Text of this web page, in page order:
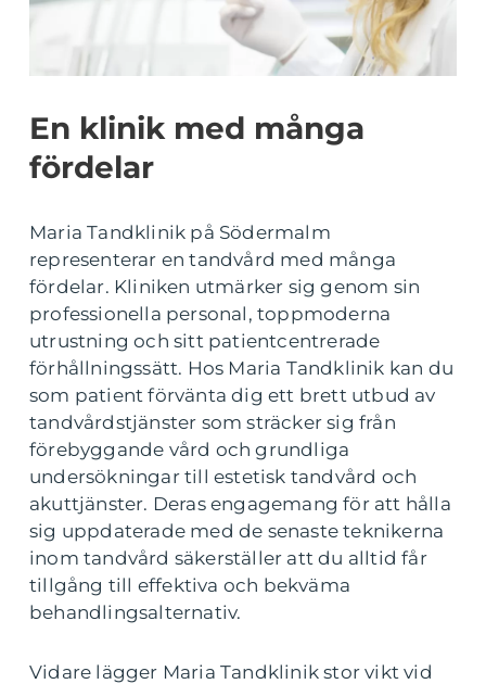
En klinik med många
fördelar
Maria Tandklinik på Södermalm
representerar en tandvård med många
fördelar. Kliniken utmärker sig genom sin
professionella personal, toppmoderna
utrustning och sitt patientcentrerade
förhållningssätt. Hos Maria Tandklinik kan du
som patient förvänta dig ett brett utbud av
tandvårdstjänster som sträcker sig från
förebyggande vård och grundliga
undersökningar till estetisk tandvård och
akuttjänster. Deras engagemang för att hålla
sig uppdaterade med de senaste teknikerna
inom tandvård säkerställer att du alltid får
tillgång till effektiva och bekväma
behandlingsalternativ.
Vidare lägger Maria Tandklinik stor vikt vid